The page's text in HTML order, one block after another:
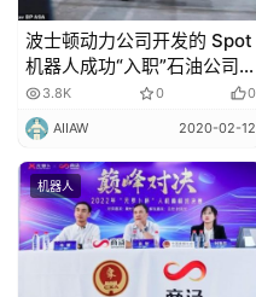
波士顿动力公司开发的 Spot
机器人成功“入职”石油公司
AkerBP！
3.8K 0 0
AIIAW 2020-02-12
机器人